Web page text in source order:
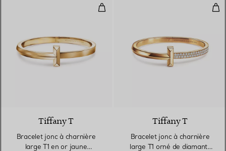
Bracelet jonc à charnière large
Tiffany T
Bracelet jonc à charnière
large T1 en or jaune
Tiffany T
Bracelet jonc à charnière
large T1 orné de diamants